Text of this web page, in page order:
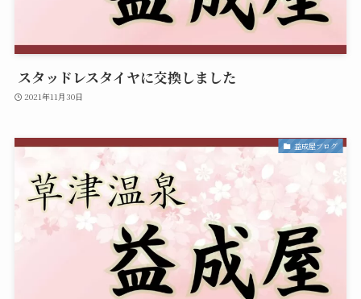
スタッドレスタイヤに交換しました
2021年11月30日
益成屋ブログ